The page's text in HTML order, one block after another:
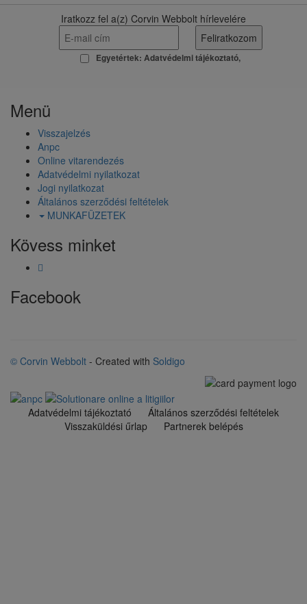
Iratkozz fel a(z) Corvin Webbolt hírlevelére
Egyetértek: Adatvédelmi tájékoztató
Menü
Visszajelzés
Anpc
Online vitarendezés
Adatvédelmi nyilatkozat
Jogi nyilatkozat
Általános szerződési feltételek
MUNKAFÜZETEK
Kövess minket
Facebook
© Corvin Webbolt - Created with Soldigo
Adatvédelmi tájékoztató
Általános szerződési feltételek
Visszaküldési űrlap
Partnerek belépés